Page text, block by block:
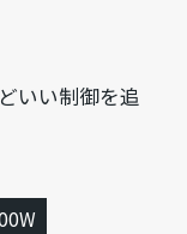
いい制御を追